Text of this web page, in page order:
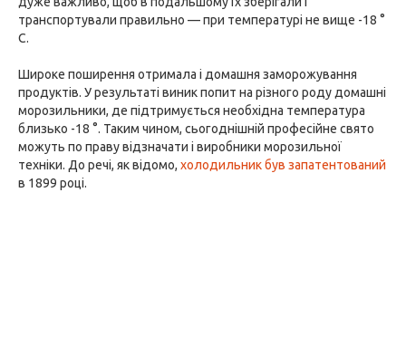
транспортували правильно — при температурі не вище -18 °
С.
Широке поширення отримала і домашня заморожування
продуктів. У результаті виник попит на різного роду домашні
морозильники, де підтримується необхідна температура
близько -18 °. Таким чином, сьогоднішній професійне свято
можуть по праву відзначати і виробники морозильної
техніки. До речі, як відомо, холодильник був запатентований
в 1899 році.